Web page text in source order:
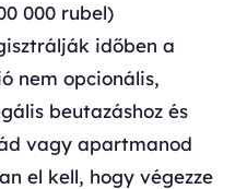
000 rubel)
időben a
nem opcionális,
beutazáshoz és
vagy apartmanod
el kell, hogy végezze